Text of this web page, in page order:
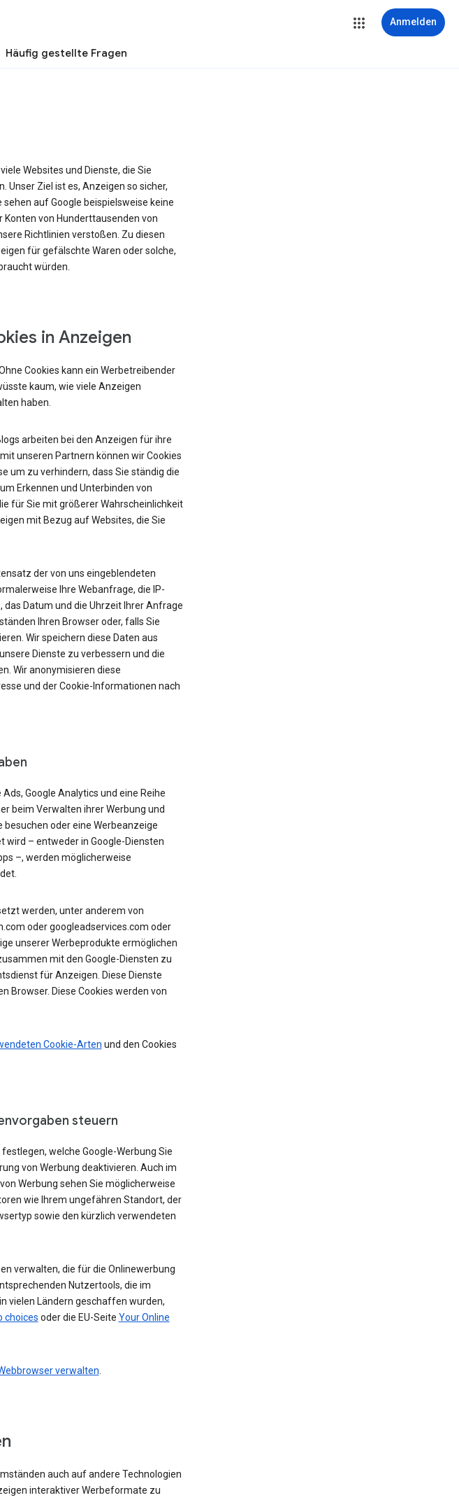
Anmelden
Häufig gestellte Fragen
Websites und Dienste, die Sie
Ziel ist es, Anzeigen so sicher,
auf Google beispielsweise keine
von Hunderttausenden von
Richtlinien verstoßen. Zu diesen
für gefälschte Waren oder solche,
würden.
in Anzeigen
Cookies kann ein Werbetreibender
kaum, wie viele Anzeigen
haben.
arbeiten bei den Anzeigen für ihre
unseren Partnern können wir Cookies
um zu verhindern, dass Sie ständig die
Erkennen und Unterbinden von
für Sie mit größerer Wahrscheinlichkeit
mit Bezug auf Websites, die Sie
der von uns eingeblendeten
Ihre Webanfrage, die IP-
Datum und die Uhrzeit Ihrer Anfrage
Ihren Browser oder, falls Sie
Wir speichern diese Daten aus
Dienste zu verbessern und die
Wir anonymisieren diese
und der Cookie-Informationen nach
Google Analytics und eine Reihe
beim Verwalten ihrer Werbung und
oder eine Werbeanzeige
wird – entweder in Google-Diensten
–, werden möglicherweise
werden, unter anderem von
oder googleadservices.com oder
unserer Werbeprodukte ermöglichen
mit den Google-Diensten zu
für Anzeigen. Diese Dienste
Browser. Diese Cookies werden von
Cookie-Arten und den Cookies
steuern
festlegen, welche Google-Werbung Sie
von Werbung deaktivieren. Auch im
Werbung sehen Sie möglicherweise
wie Ihrem ungefähren Standort, der
sowie den kürzlich verwendeten
verwalten, die für die Onlinewerbung
Nutzertools, die im
vielen Ländern geschaffen wurden,
choices oder die EU-Seite Your Online
verwalten.
auch auf andere Technologien
interaktiver Werbeformate zu